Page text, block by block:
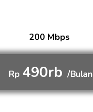
200 Mbps
Rp 490rb /Bulan